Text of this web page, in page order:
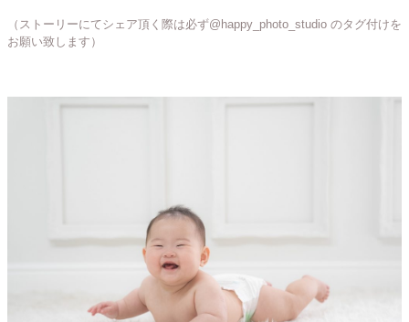
（ストーリーにてシェア頂く際は必ず@happy_photo_studio のタグ付けを
お願い致します）